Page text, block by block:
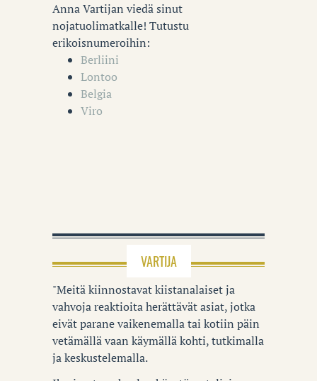
Anna Vartijan viedä sinut
nojatuolimatkalle! Tutustu
erikoisnumeroihin:
Berliini
Lontoo
Belgia
Viro
VARTIJA
"Meitä kiinnostavat kiistanalaiset ja
vahvoja reaktioita herättävät asiat, jotka
eivät parane vaikenemalla tai kotiin päin
vetämällä vaan käymällä kohti, tutkimalla
ja keskustelemalla.